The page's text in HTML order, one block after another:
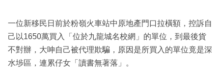
一位新移民日前於粉嶺火車站中原地產門口拉橫額，控訴自
己以1650萬買入「位於九龍城名校網」的單位，到最後貨
不對辦，大呻自己被代理欺騙，原因是所買入的單位竟是深
水埗區，連累仔女「讀書無著落」。